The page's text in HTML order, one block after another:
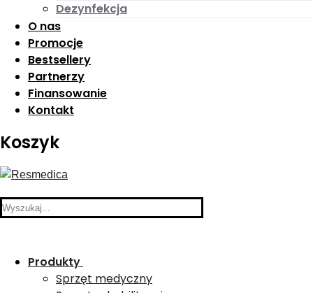
Dezynfekcja
O nas
Promocje
Bestsellery
Partnerzy
Finansowanie
Kontakt
Koszyk
Search
Produkty
Sprzęt medyczny